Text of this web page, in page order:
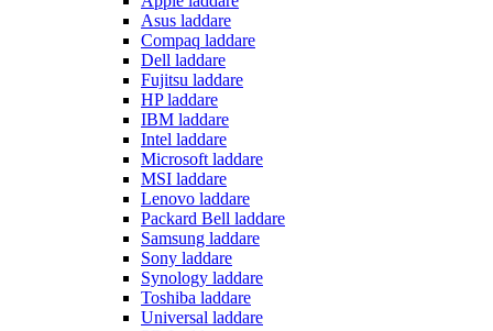
Asus laddare
Compaq laddare
Dell laddare
Fujitsu laddare
HP laddare
IBM laddare
Intel laddare
Microsoft laddare
MSI laddare
Lenovo laddare
Packard Bell laddare
Samsung laddare
Sony laddare
Synology laddare
Toshiba laddare
Universal laddare